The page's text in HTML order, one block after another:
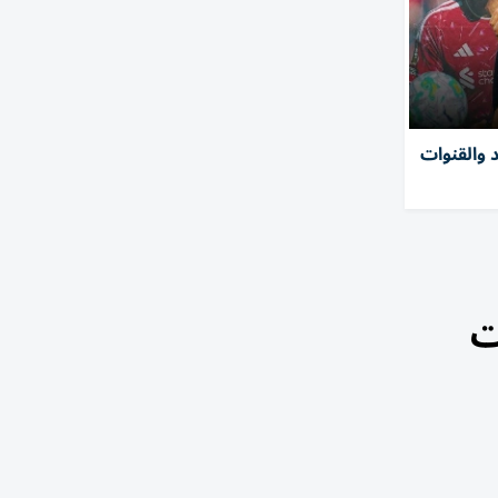
والقنوات
محطات